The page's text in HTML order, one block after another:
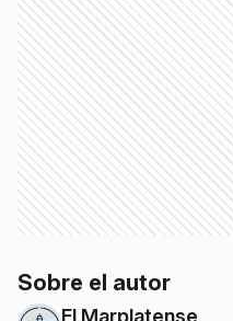
Sobre el autor
El Marplatense